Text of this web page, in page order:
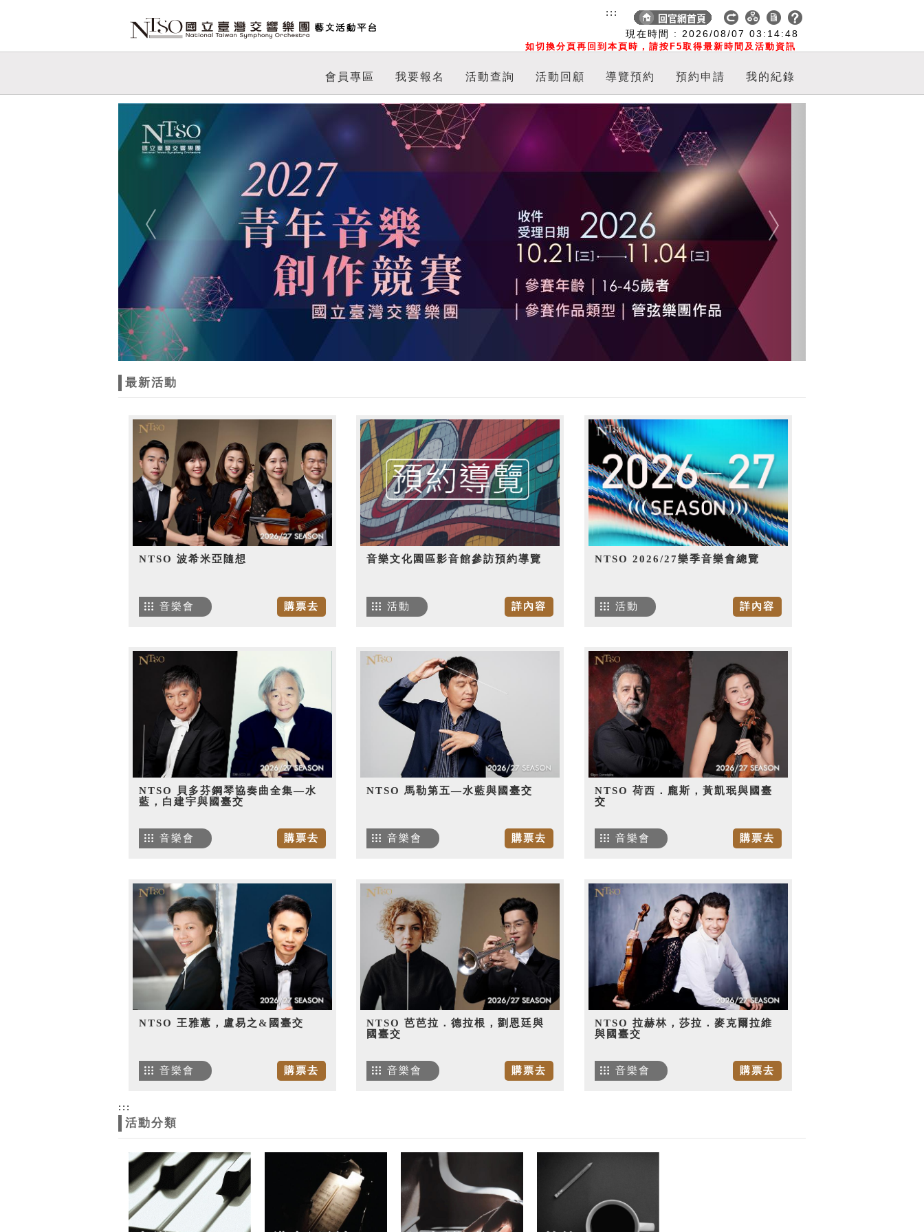
現在時間 : 2026/08/07 03:14:48
如切換分頁再回到本頁時，請按F5取得最新時間及活動資訊
:::
會員專區 我要報名 活動查詢 活動回顧 導覽預約 預約申請 我的紀錄
Previous Next
最新活動
NTSO 波希米亞隨想
購票去
音樂會
音樂文化園區影音館參訪預約導覽
詳內容
活動
NTSO 2026/27樂季音樂會總覽
詳內容
活動
NTSO 貝多芬鋼琴協奏曲全集—水
藍，白建宇與國臺交
購票去
音樂會
NTSO 馬勒第五—水藍與國臺交
購票去
音樂會
NTSO 荷西．龐斯，黃凱珉與國臺
交
購票去
音樂會
NTSO 王雅蕙，盧易之&國臺交
購票去
音樂會
NTSO 芭芭拉．德拉根，劉恩廷與
國臺交
購票去
音樂會
NTSO 拉赫林，莎拉．麥克爾拉維
與國臺交
購票去
音樂會
:::
活動分類